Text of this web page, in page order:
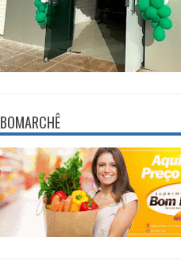
BOMARCHÊ